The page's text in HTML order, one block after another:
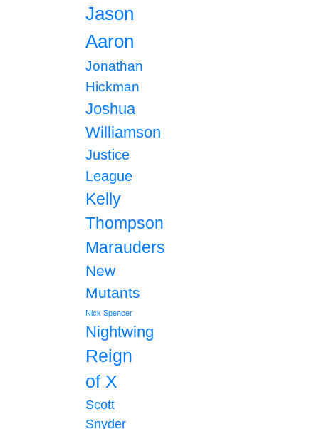
Jason
Aaron
Jonathan
Hickman
Joshua
Williamson
Justice
League
Kelly
Thompson
Marauders
New
Mutants
Nick Spencer
Nightwing
Reign
of X
Scott
Snyder